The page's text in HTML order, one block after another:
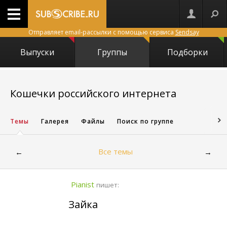
Отправляет email-рассылки с помощью сервиса Sendsay
Выпуски Группы Подборки
Кошечки российского интернета
Темы Галерея Файлы Поиск по группе
← Все темы →
Pianist пишет:
Зайка